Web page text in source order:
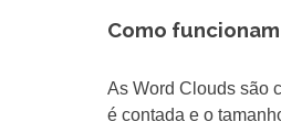
Como
As Word Clouds são
é contada e o